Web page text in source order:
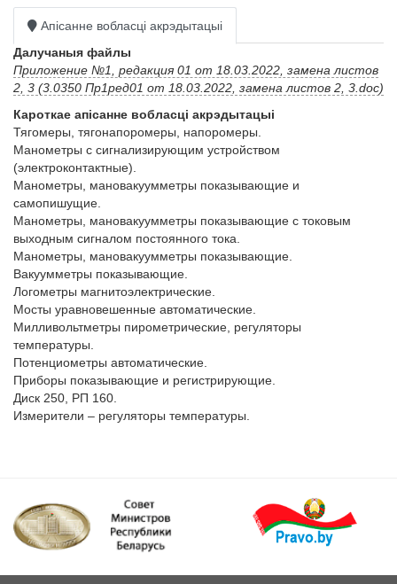
Апісанне вобласці акрэдытацыі
Далучаныя файлы
Приложение №1, редакция 01 от 18.03.2022, замена листов
2, 3 (3.0350 Пр1ред01 от 18.03.2022, замена листов 2, 3.doc)
Кароткае апісанне вобласці акрэдытацыі
Тягомеры, тягонапоромеры, напоромеры.
Манометры с сигнализирующим устройством
(электроконтактные).
Манометры, мановакуумметры показывающие и
самопишущие.
Манометры, мановакуумметры показывающие с токовым
выходным сигналом постоянного тока.
Манометры, мановакуумметры показывающие.
Вакуумметры показывающие.
Логометры магнитоэлектрические.
Мосты уравновешенные автоматические.
Милливольтметры пирометрические, регуляторы
температуры.
Потенциометры автоматические.
Приборы показывающие и регистрирующие.
Диск 250, РП 160.
Измерители – регуляторы температуры.